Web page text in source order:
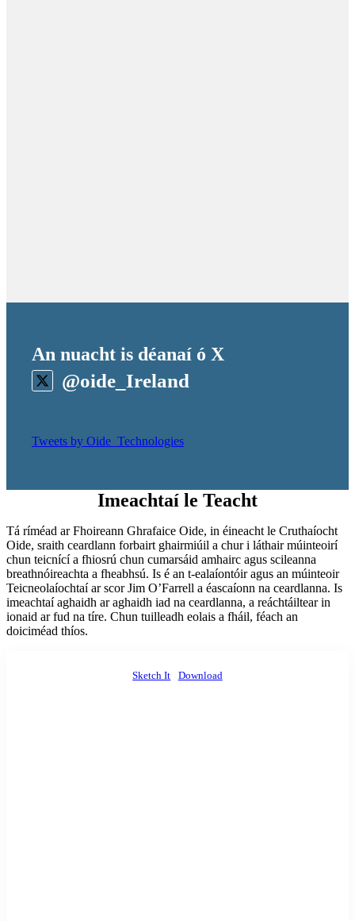
An nuacht is déanaí ó X
@oide_Ireland
Tweets by Oide_Technologies
Imeachtaí le Teacht
Tá ríméad ar Fhoireann Ghrafaice Oide, in éineacht le Cruthaíocht
Oide, sraith ceardlann forbairt ghairmiúil a chur i láthair múinteoirí
chun teicnící a fhiosrú chun cumarsáid amhairc agus scileanna
breathnóireachta a fheabhsú. Is é an t-ealaíontóir agus an múinteoir
Teicneolaíochtaí ar scor Jim O’Farrell a éascaíonn na ceardlanna. Is
imeachtaí aghaidh ar aghaidh iad na ceardlanna, a reáchtáiltear in
ionaid ar fud na tíre. Chun tuilleadh eolais a fháil, féach an
doiciméad thíos.
Sketch It Download